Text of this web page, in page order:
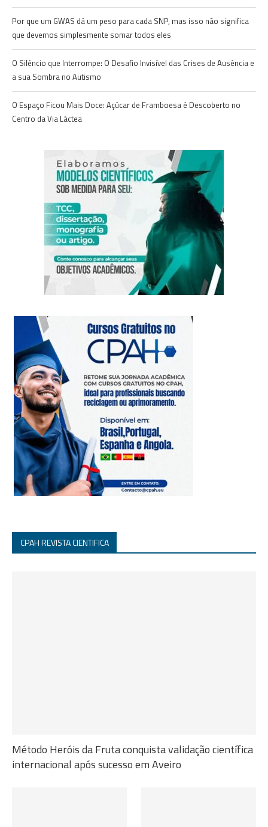
Por que um GWAS dá um peso para cada SNP, mas isso não significa
que devemos simplesmente somar todos eles
O Silêncio que Interrompe: O Desafio Invisível das Crises de Ausência e
a sua Sombra no Autismo
O Espaço Ficou Mais Doce: Açúcar de Framboesa é Descoberto no
Centro da Via Láctea
CPAH REVISTA CIENTIFICA
Método Heróis da Fruta conquista validação científica
internacional após sucesso em Aveiro